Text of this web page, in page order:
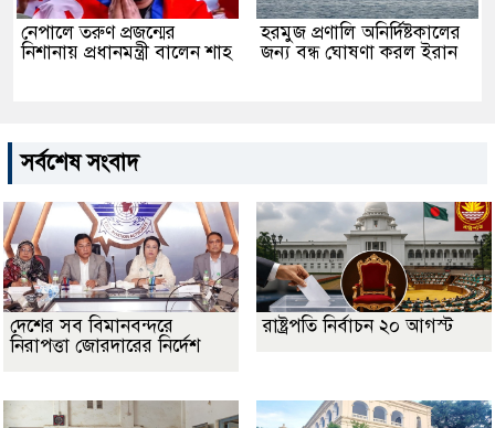
নেপালে তরুণ প্রজন্মের
নিশানায় প্রধানমন্ত্রী বালেন শাহ
হরমুজ প্রণালি অনির্দিষ্টকালের
জন্য বন্ধ ঘোষণা করল ইরান
সর্বশেষ সংবাদ
দেশের সব বিমানবন্দরে
নিরাপত্তা জোরদারের নির্দেশ
রাষ্ট্রপতি নির্বাচন ২০ আগস্ট